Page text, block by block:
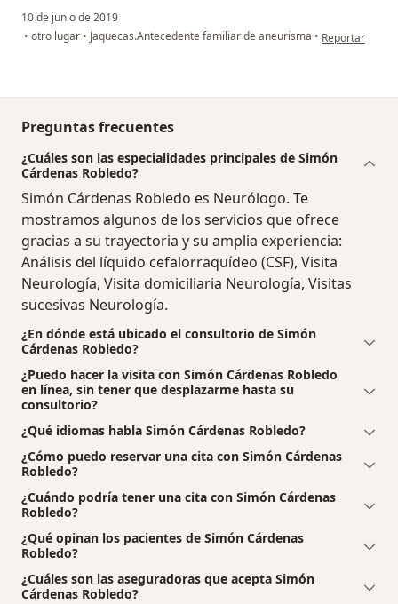
10 de junio de 2019
• otro lugar • Jaquecas.Antecedente familiar de aneurisma • en opinión del
Reportar
Preguntas frecuentes
¿Cuáles son las especialidades principales de Simón
Cárdenas Robledo?
Simón Cárdenas Robledo es Neurólogo. Te
mostramos algunos de los servicios que ofrece
gracias a su trayectoria y su amplia experiencia:
Análisis del líquido cefalorraquídeo (CSF), Visita
Neurología, Visita domiciliaria Neurología, Visitas
sucesivas Neurología.
¿En dónde está ubicado el consultorio de Simón
Cárdenas Robledo?
¿Puedo hacer la visita con Simón Cárdenas Robledo
en línea, sin tener que desplazarme hasta su
consultorio?
¿Qué idiomas habla Simón Cárdenas Robledo?
¿Cómo puedo reservar una cita con Simón Cárdenas
Robledo?
¿Cuándo podría tener una cita con Simón Cárdenas
Robledo?
¿Qué opinan los pacientes de Simón Cárdenas
Robledo?
¿Cuáles son las aseguradoras que acepta Simón
Cárdenas Robledo?